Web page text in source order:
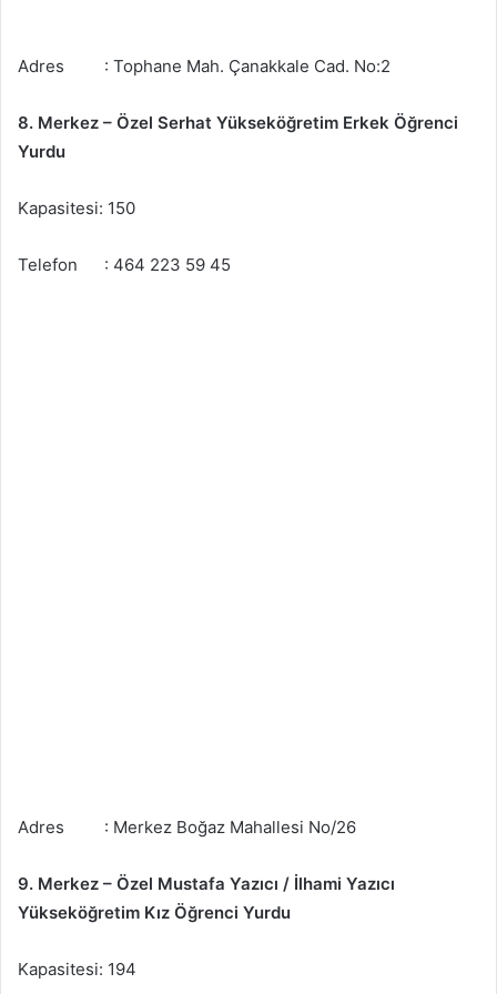
Adres : Tophane Mah. Çanakkale Cad. No:2
8. Merkez – Özel Serhat Yükseköğretim Erkek Öğrenci
Yurdu
Kapasitesi: 150
Telefon : 464 223 59 45
Adres : Merkez Boğaz Mahallesi No/26
9. Merkez – Özel Mustafa Yazıcı / İlhami Yazıcı
Yükseköğretim Kız Öğrenci Yurdu
Kapasitesi: 194